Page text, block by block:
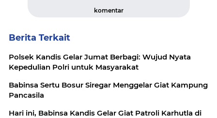
komentar
Berita Terkait
Polsek Kandis Gelar Jumat Berbagi: Wujud Nyata
Kepedulian Polri untuk Masyarakat
Babinsa Sertu Bosur Siregar Menggelar Giat Kampung
Pancasila
Hari ini, Babinsa Kandis Gelar Giat Patroli Karhutla di